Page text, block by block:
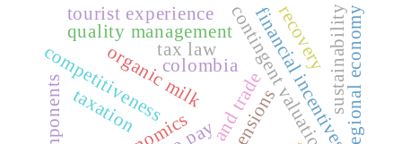
organic milk contingent valuation
financial incentives
quality management
competitivenesscolombia
tourist experience
components regional economy
sustainability
recovery
tax law
taxation